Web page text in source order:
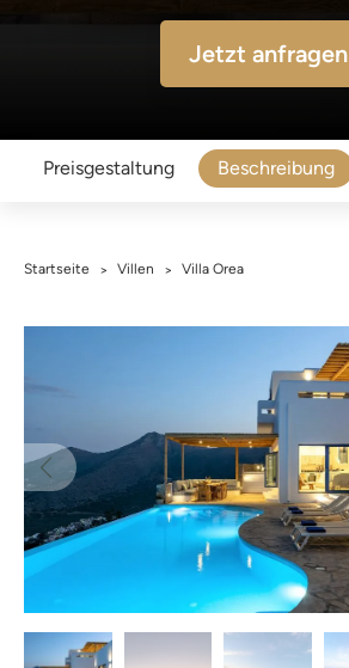
Jetzt anfragen
Preisgestaltung Beschreibung
Startseite > Villen > Villa Orea